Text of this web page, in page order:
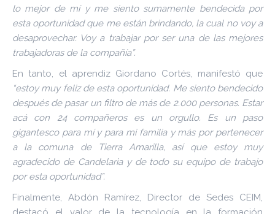
lo mejor de mí y me siento sumamente bendecida por
esta oportunidad que me están brindando, la cual no voy a
desaprovechar. Voy a trabajar por ser una de las mejores
trabajadoras de la compañía”.
En tanto, el aprendiz Giordano Cortés, manifestó que
“estoy muy feliz de esta oportunidad. Me siento bendecido
después de pasar un filtro de más de 2.000 personas. Estar
acá con 24 compañeros es un orgullo. Es un paso
gigantesco para mí y para mi familia y más por pertenecer
a la comuna de Tierra Amarilla, así que estoy muy
agradecido de Candelaria y de todo su equipo de trabajo
por esta oportunidad”.
Finalmente, Abdón Ramírez, Director de Sedes CEIM,